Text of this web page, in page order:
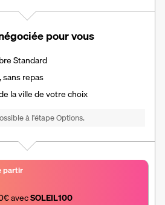
pour vous
Standard
repas
la ville de votre choix
à l’étape Options.
partir
avec SOLEIL100